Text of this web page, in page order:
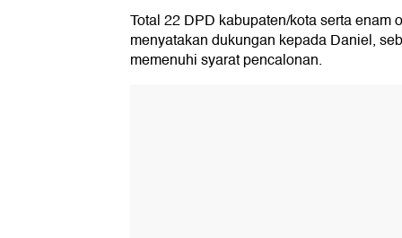
Total 22 DPD kabupaten/kota serta enam
menyatakan dukungan kepada Daniel,
memenuhi syarat pencalonan.